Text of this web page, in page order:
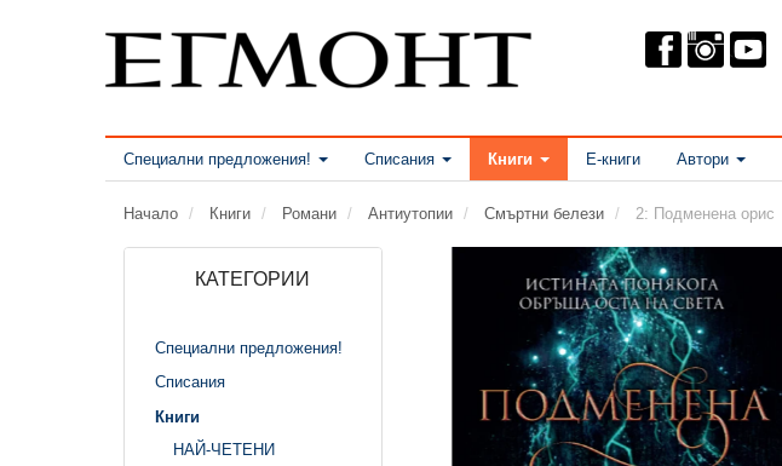
Специални предложения! Списания Книги Е-книги Автори
Начало Книги Романи Антиутопии Смъртни белези 2: Подменена орис
КАТЕГОРИИ
Специални предложения!
Списания
Книги
НАЙ-ЧЕТЕНИ